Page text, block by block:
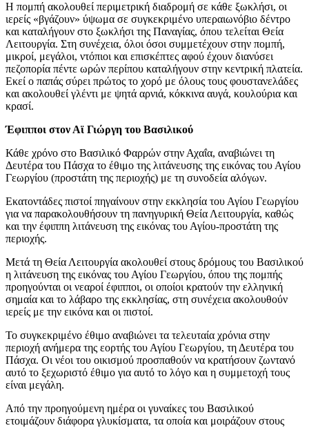
Η πομπή ακολουθεί περιμετρική διαδρομή σε κάθε ξωκλήσι, οι
ιερείς «βγάζουν» ύψωμα σε συγκεκριμένο υπεραιωνόβιο δέντρο
και καταλήγουν στο ξωκλήσι της Παναγίας, όπου τελείται Θεία
Λειτουργία. Στη συνέχεια, όλοι όσοι συμμετέχουν στην πομπή,
μικροί, μεγάλοι, ντόπιοι και επισκέπτες αφού έχουν διανύσει
πεζοπορία πέντε ωρών περίπου καταλήγουν στην κεντρική πλατεία.
Εκεί ο παπάς σύρει πρώτος το χορό με όλους τους φουστανελάδες
και ακολουθεί γλέντι με ψητά αρνιά, κόκκινα αυγά, κουλούρια και
κρασί.
Έφιπποι στον Αϊ Γιώργη του Βασιλικού
Κάθε χρόνο στο Βασιλικό Φαρρών στην Αχαΐα, αναβιώνει τη
Δευτέρα του Πάσχα το έθιμο της λιτάνευσης της εικόνας του Αγίου
Γεωργίου (προστάτη της περιοχής) με τη συνοδεία αλόγων.
Εκατοντάδες πιστοί πηγαίνουν στην εκκλησία του Αγίου Γεωργίου
για να παρακολουθήσουν τη πανηγυρική Θεία Λειτουργία, καθώς
και την έφιππη λιτάνευση της εικόνας του Αγίου-προστάτη της
περιοχής.
Μετά τη Θεία Λειτουργία ακολουθεί στους δρόμους του Βασιλικού
η λιτάνευση της εικόνας του Αγίου Γεωργίου, όπου της πομπής
προηγούνται οι νεαροί έφιπποι, οι οποίοι κρατούν την ελληνική
σημαία και το λάβαρο της εκκλησίας, στη συνέχεια ακολουθούν
ιερείς με την εικόνα και οι πιστοί.
Το συγκεκριμένο έθιμο αναβιώνει τα τελευταία χρόνια στην
περιοχή ανήμερα της εορτής του Αγίου Γεωργίου, τη Δευτέρα του
Πάσχα. Οι νέοι του οικισμού προσπαθούν να κρατήσουν ζωντανό
αυτό το ξεχωριστό έθιμο για αυτό το λόγο και η συμμετοχή τους
είναι μεγάλη.
Από την προηγούμενη ημέρα οι γυναίκες του Βασιλικού
ετοιμάζουν διάφορα γλυκίσματα, τα οποία και μοιράζουν στους